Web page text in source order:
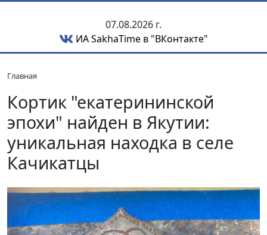
07.08.2026 г.
ИА SakhaTime в "ВКонтакте"
Главная
Кортик "екатерининской
эпохи" найден в Якутии:
уникальная находка в селе
Качикатцы